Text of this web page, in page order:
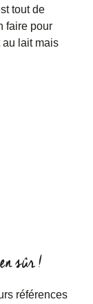
tout de
faire pour
au lait mais
sûr !
références